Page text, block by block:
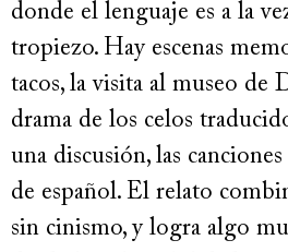
donde el lenguaje es a la
tropiezo. Hay escenas
tacos, la visita al museo de
drama de los celos
una discusión, las
de español. El relato
sin cinismo, y logra algo